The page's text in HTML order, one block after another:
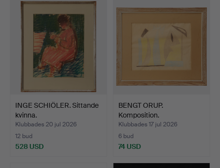
föremål
föremål
INGE SCHIÖLER. Sittande
kvinna.
Klubbades 20 jul 2026
12 bud
528 USD
BENGT ORUP.
Komposition.
Klubbades 17 jul 2026
6 bud
74 USD